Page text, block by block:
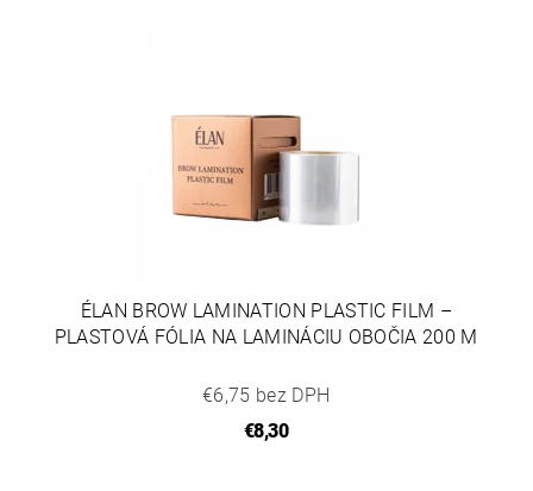
ÉLAN BROW LAMINATION PLASTIC FILM –
PLASTOVÁ FÓLIA NA LAMINÁCIU OBOČIA 200 M
€6,75 bez DPH
€8,30